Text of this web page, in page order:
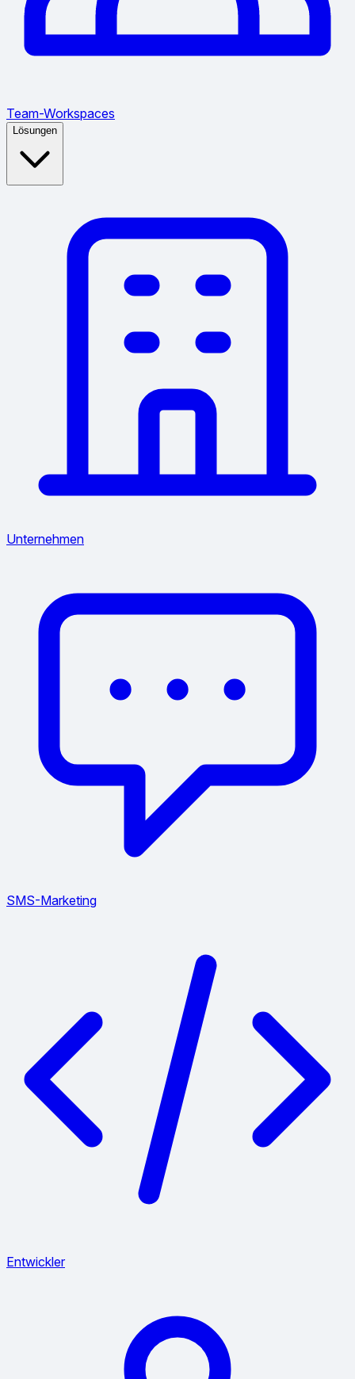
Team-Workspaces
Lösungen
Unternehmen
SMS-Marketing
Entwickler